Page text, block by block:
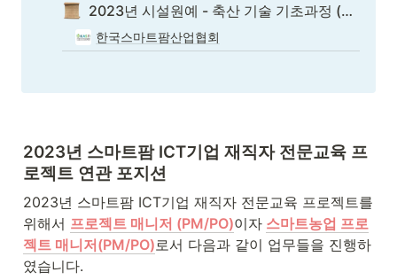
2023년 시설원예 - 축산 기술 기초과정 (스마트팜 ICT기업 재직자 전문교육)
한국스마트팜산업협회
2023년 스마트팜 ICT기업 재직자 전문교육 프
로젝트 연관 포지션
2023년 스마트팜 ICT기업 재직자 전문교육 프로젝트를
위해서 프로젝트 매니저 (PM/PO)이자 스마트농업 프로
젝트 매니저(PM/PO) 로서 다음과 같이 업무들을 진행하
였습니다.